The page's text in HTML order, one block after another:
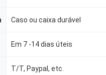
Caso ou caixa durável
Em 7 -14 dias úteis
T/T, Paypal, etc.